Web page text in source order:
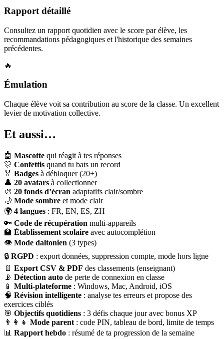
Rapport détaillé
Consultez un rapport quotidien avec le score par élève, les
recommandations pédagogiques et l'historique des semaines
précédentes.
🔥
Émulation
Chaque élève voit sa contribution au score de la classe. Un excellent
levier de motivation collective.
Et aussi…
🤖 Mascotte qui réagit à tes réponses
🎊 Confettis quand tu bats un record
🏅 Badges à débloquer (20+)
👤 20 avatars à collectionner
🎨 20 fonds d’écran adaptatifs clair/sombre
🌙 Mode sombre et mode clair
🌍 4 langues : FR, EN, ES, ZH
🔑 Code de récupération multi-appareils
🏫 Établissement scolaire avec autocomplétion
👁 Mode daltonien (3 types)
🔒 RGPD : export données, suppression compte, mode hors ligne
📄 Export CSV & PDF des classements (enseignant)
📡 Détection auto de perte de connexion en classe
📱 Multi-plateforme : Windows, Mac, Android, iOS
🧠 Révision intelligente : analyse tes erreurs et propose des
exercices ciblés
🎯 Objectifs quotidiens : 3 défis chaque jour avec bonus XP
👨‍👩‍👧 Mode parent : code PIN, tableau de bord, limite de temps
📊 Rapport hebdo : résumé de ta progression de la semaine